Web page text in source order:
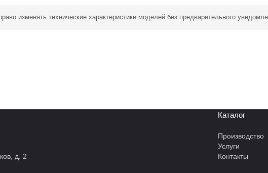
изменять технические характеристики моделей без предварительного
д. 2
Каталог
Производство
Услуги
Контакты